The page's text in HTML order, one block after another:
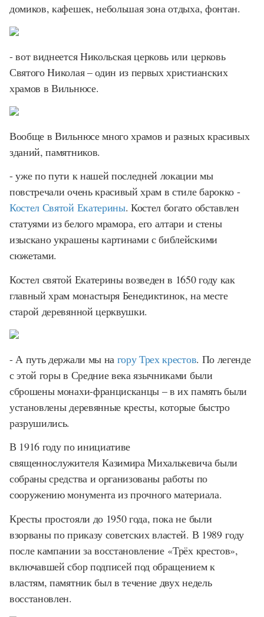
домиков, кафешек, небольшая зона отдыха, фонтан.
- вот виднеется Никольская церковь или церковь
Святого Николая – один из первых христианских
храмов в Вильнюсе.
Вообще в Вильнюсе много храмов и разных красивых
зданий, памятников.
- уже по пути к нашей последней локации мы
повстречали очень красивый храм в стиле барокко -
Костел Святой Екатерины. Костел богато обставлен
статуями из белого мрамора, его алтари и стены
изыскано украшены картинами с библейскими
сюжетами.
Костел святой Екатерины возведен в 1650 году как
главный храм монастыря Бенедиктинок, на месте
старой деревянной церквушки.
- А путь держали мы на гору Трех крестов. По легенде
с этой горы в Средние века язычниками были
сброшены монахи-францисканцы – в их память были
установлены деревянные кресты, которые быстро
разрушились.
В 1916 году по инициативе
священнослужителя Казимира Михалькевича были
собраны средства и организованы работы по
сооружению монумента из прочного материала.
Кресты простояли до 1950 года, пока не были
взорваны по приказу советских властей. В 1989 году
после кампании за восстановление «Трёх крестов»,
включавшей сбор подписей под обращением к
властям, памятник был в течение двух недель
восстановлен.